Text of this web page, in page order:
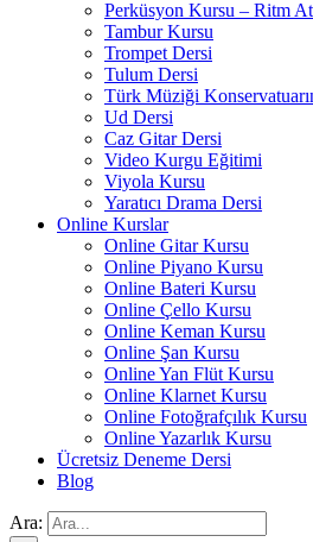
Perküsyon Kursu – Ritm
Tambur Kursu
Trompet Dersi
Tulum Dersi
Türk Müziği
Ud Dersi
Caz Gitar Dersi
Video Kurgu Eğitimi
Viyola Kursu
Yaratıcı Drama Dersi
Online Kurslar
Online Gitar Kursu
Online Piyano Kursu
Online Bateri Kursu
Online Çello Kursu
Online Keman Kursu
Online Şan Kursu
Online Yan Flüt Kursu
Online Klarnet Kursu
Online Fotoğrafçılık Kursu
Online Yazarlık Kursu
Ücretsiz Deneme Dersi
Blog
Ara: